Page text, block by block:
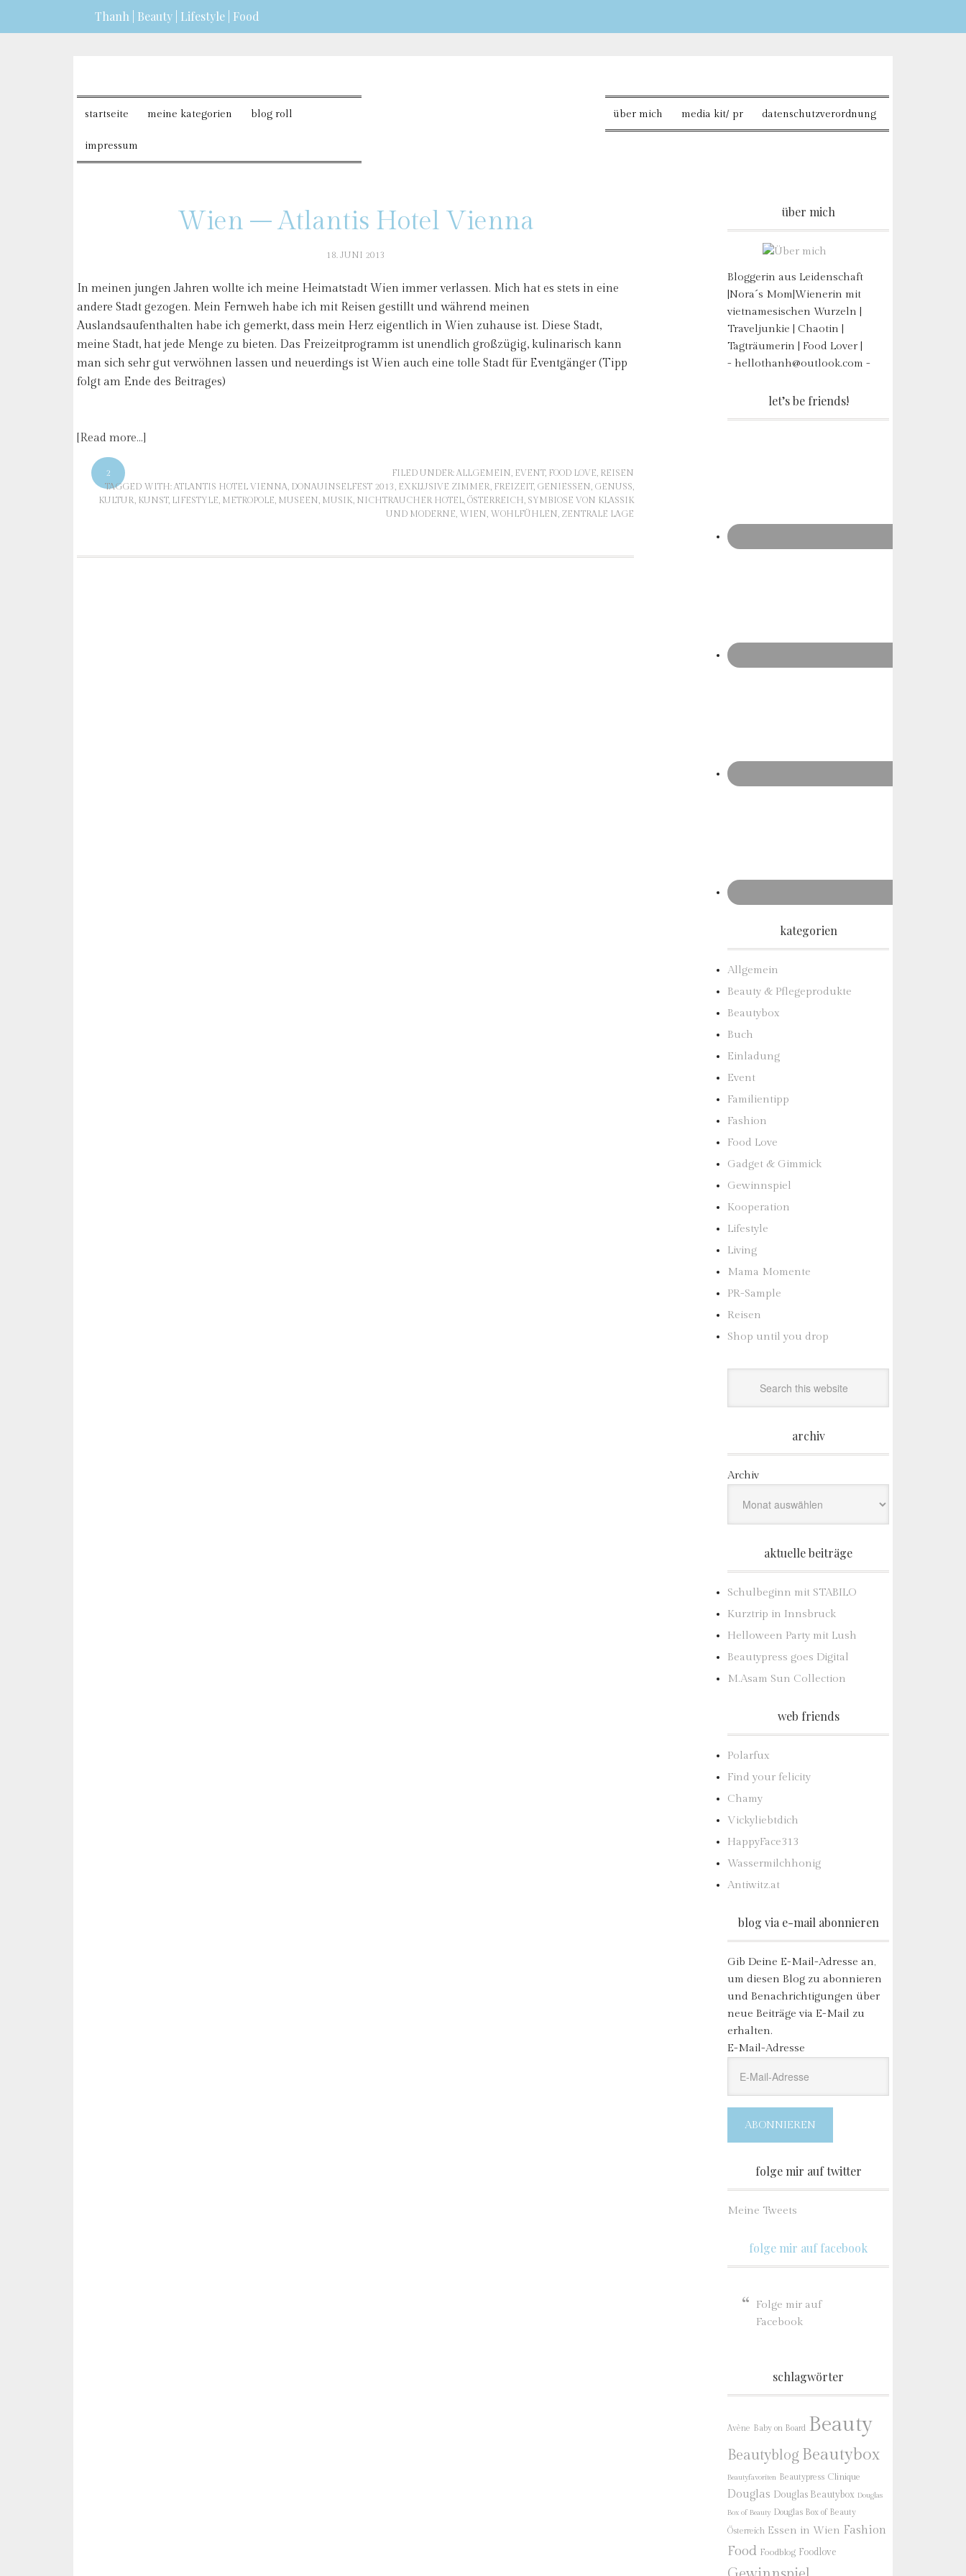
Thanh | Beauty | Lifestyle | Food
startseite meine kategorien blog roll
impressum
über mich media kit/ pr datenschutzverordnung
Wien – Atlantis Hotel Vienna
18. JUNI 2013
In meinen jungen Jahren wollte ich meine Heimatstadt Wien immer verlassen. Mich hat es stets in eine
andere Stadt gezogen. Mein Fernweh habe ich mit Reisen gestillt und während meinen
Auslandsaufenthalten habe ich gemerkt, dass mein Herz eigentlich in Wien zuhause ist. Diese Stadt,
meine Stadt, hat jede Menge zu bieten. Das Freizeitprogramm ist unendlich großzügig, kulinarisch kann
man sich sehr gut verwöhnen lassen und neuerdings ist Wien auch eine tolle Stadt für Eventgänger (Tipp
folgt am Ende des Beitrages)
[Read more…]
2 FILED UNDER: ALLGEMEIN, EVENT, FOOD LOVE, REISEN
TAGGED WITH: ATLANTIS HOTEL VIENNA, DONAUINSELFEST 2013, EXKLUSIVE ZIMMER, FREIZEIT, GENIESSEN , GENUSS,
KULTUR, KUNST, LIFESTYLE, METROPOLE, MUSEEN, MUSIK, NICHTRAUCHER HOTEL, ÖSTERREICH, SYMBIOSE VON KLASSIK
UND MODERNE, WIEN, WOHLFÜHLEN, ZENTRALE LAGE
über mich
Bloggerin aus Leidenschaft
|Nora´s Mom|Wienerin mit
vietnamesischen Wurzeln |
Traveljunkie | Chaotin |
Tagträumerin | Food Lover |
- hellothanh@outlook.com -
let’s be friends!
kategorien
Allgemein
Beauty & Pflegeprodukte
Beautybox
Buch
Einladung
Event
Familientipp
Fashion
Food Love
Gadget & Gimmick
Gewinnspiel
Kooperation
Lifestyle
Living
Mama Momente
PR-Sample
Reisen
Shop until you drop
archiv
Archiv
aktuelle beiträge
Schulbeginn mit STABILO
Kurztrip in Innsbruck
Helloween Party mit Lush
Beautypress goes Digital
M.Asam Sun Collection
web friends
Polarfux
Find your felicity
Chamy
Vickyliebtdich
HappyFace313
Wassermilchhonig
Antiwitz.at
blog via e-mail abonnieren
Gib Deine E-Mail-Adresse an,
um diesen Blog zu abonnieren
und Benachrichtigungen über
neue Beiträge via E-Mail zu
erhalten.
E-Mail-Adresse
ABONNIEREN
folge mir auf twitter
Meine Tweets
folge mir auf facebook
Folge mir auf
Facebook
schlagwörter
Avène Baby on Board Beauty
Beautyblog Beautybox
Beautyfavoriten Beautypress Clinique
Douglas Douglas Beautybox Douglas
Box of Beauty Douglas Box of Beauty
Österreich Essen in Wien Fashion
Food Foodblog Foodlove
erfahren? ICH BIN EINVERSTANDEN